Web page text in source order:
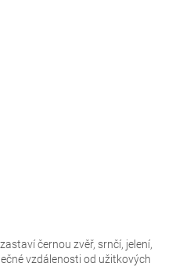
černou zvěř, srnčí, jelení,
vzdálenosti od užitkových